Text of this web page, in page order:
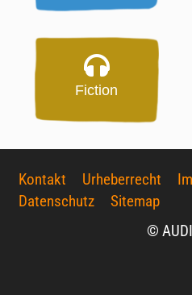
Fiction
Kontakt Urheberrecht
Datenschutz
Sitemap
©